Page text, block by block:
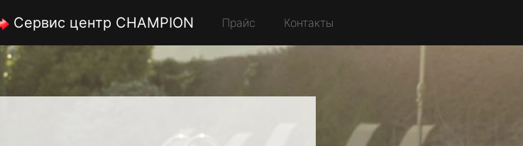
Сервис центр CHAMPION Прайс Контакты